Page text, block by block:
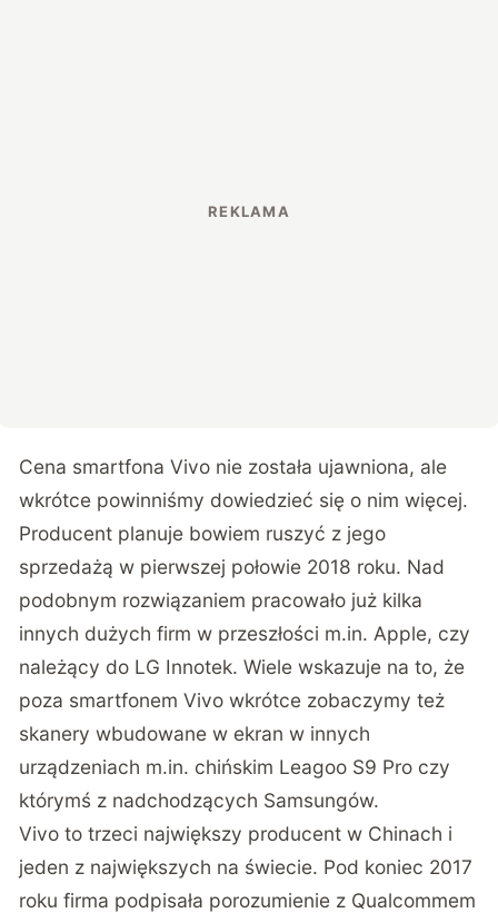
Cena smartfona Vivo nie została ujawniona, ale
wkrótce powinniśmy dowiedzieć się o nim więcej.
Producent planuje bowiem ruszyć z jego
sprzedażą w pierwszej połowie 2018 roku. Nad
podobnym rozwiązaniem pracowało już kilka
innych dużych firm w przeszłości m.in. Apple, czy
należący do LG Innotek. Wiele wskazuje na to, że
poza smartfonem Vivo wkrótce zobaczymy też
skanery wbudowane w ekran w innych
urządzeniach m.in. chińskim Leagoo S9 Pro czy
którymś z nadchodzących Samsungów.
Vivo to trzeci największy producent w Chinach i
jeden z największych na świecie. Pod koniec 2017
roku firma podpisała porozumienie z Qualcommem